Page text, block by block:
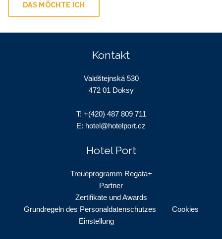
DAS MÖCHTE ICH
Kontakt
Valdštejnská 530
472 01 Doksy
T: +(420) 487 809 711
E: hotel@hotelport.cz
Hotel Port
Treueprogramm Regata+
Partner
Zertifikate und Awards
Grundregeln des Personaldatenschutzes
Cookies
Einstellung